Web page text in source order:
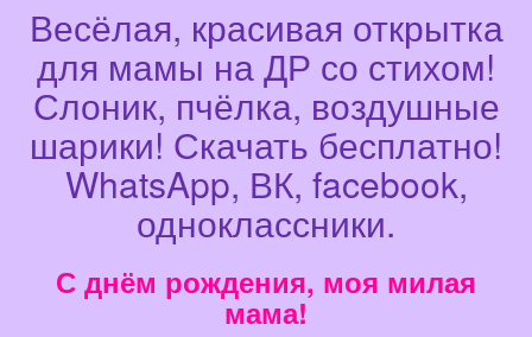
Весёлая, красивая открытка
для мамы на ДР со стихом!
Слоник, пчёлка, воздушные
шарики! Скачать бесплатно!
WhatsApp, ВК, facebook,
одноклассники.
С днём рождения, моя милая
мама!